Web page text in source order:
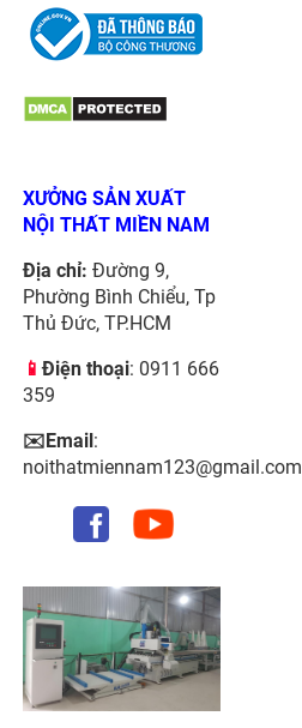
XƯỞNG SẢN XUẤT
NỘI THẤT MIỀN NAM
Địa chỉ: Đường 9,
Phường Bình Chiểu, Tp
Thủ Đức, TP.HCM
📱Điện thoại: 0911 666
359
✉️Email :
noithatmiennam123@gmail.com